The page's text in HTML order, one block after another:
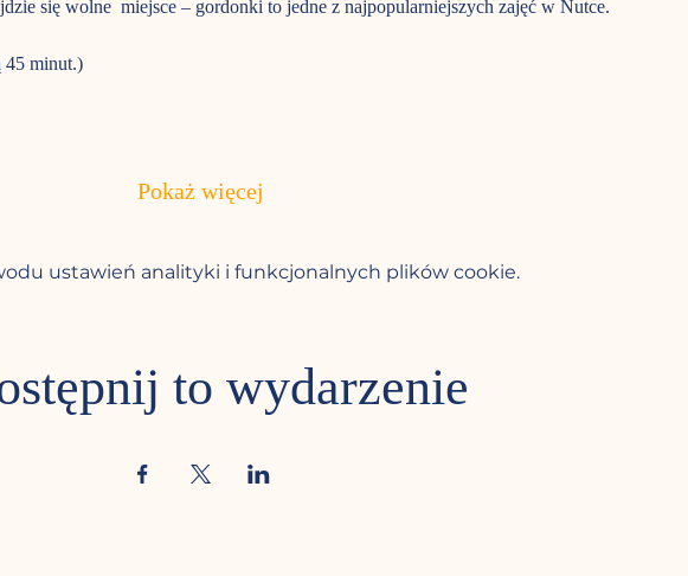
się wolne  miejsce – gordonki to jedne z najpopularniejszych zajęć w Nutce.
minut.)
Pokaż więcej
ustawień analityki i funkcjonalnych plików cookie.
to wydarzenie